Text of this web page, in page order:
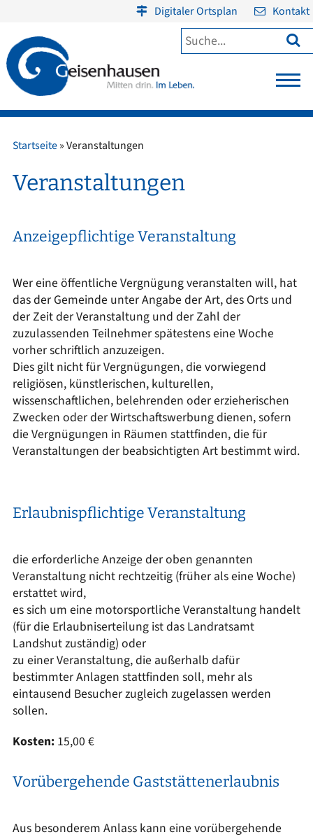
Digitaler Ortsplan Kontakt

Startseite»Veranstaltungen
Veranstaltungen
Anzeigepflichtige Veranstaltung
Wer eine öffentliche Vergnügung veranstalten will, hat
das der Gemeinde unter Angabe der Art, des Orts und
der Zeit der Veranstaltung und der Zahl der
zuzulassenden Teilnehmer spätestens eine Woche
vorher schriftlich anzuzeigen.
Dies gilt nicht für Vergnügungen, die vorwiegend
religiösen, künstlerischen, kulturellen,
wissenschaftlichen, belehrenden oder erzieherischen
Zwecken oder der Wirtschaftswerbung dienen, sofern
die Vergnügungen in Räumen stattfinden, die für
Veranstaltungen der beabsichtigten Art bestimmt wird.
Erlaubnispflichtige Veranstaltung
die erforderliche Anzeige der oben genannten
Veranstaltung nicht rechtzeitig (früher als eine Woche)
erstattet wird,
es sich um eine motorsportliche Veranstaltung handelt
(für die Erlaubniserteilung ist das Landratsamt
Landshut zuständig) oder
zu einer Veranstaltung, die außerhalb dafür
bestimmter Anlagen stattfinden soll, mehr als
eintausend Besucher zugleich zugelassen werden
sollen.
Kosten: 15,00 €
Vorübergehende Gaststättenerlaubnis
Aus besonderem Anlass kann eine vorübergehende